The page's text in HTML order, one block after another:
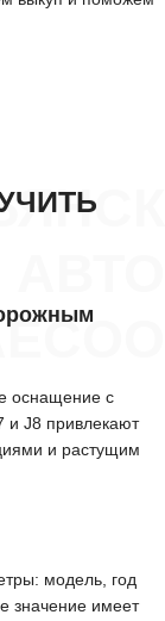
оснащение с
и J8 привлекают
и растущим
модель, год
значение имеет